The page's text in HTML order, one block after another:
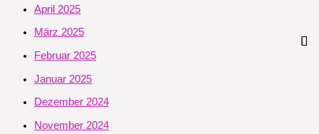
April 2025
März 2025
Februar 2025
Januar 2025
Dezember 2024
November 2024